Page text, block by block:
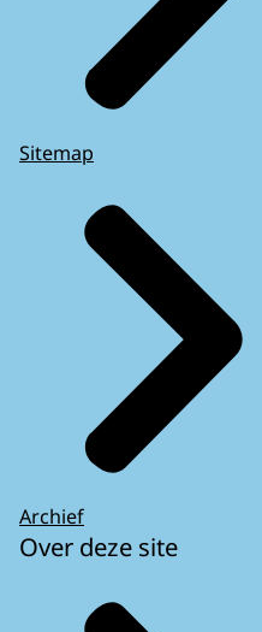
Sitemap
Archief
Over deze site